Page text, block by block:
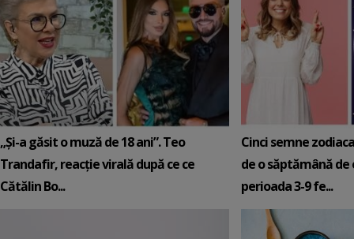
„Și-a găsit o muză de 18 ani”. Teo
Trandafir, reacție virală după ce ce
Cătălin Bo...
Cinci semne
de o săptămână de
perioada 3-9 fe...